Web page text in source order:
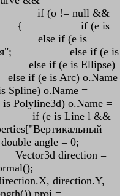
if (o != null &&
{ if (e is
else if (e is
else if (e is
else if (e is Ellipse)
if (e is Arc) o.Name
o.Name =
o.Name =
(e is Line l &&
angle = 0;
direction =
direction.Y,
proj =